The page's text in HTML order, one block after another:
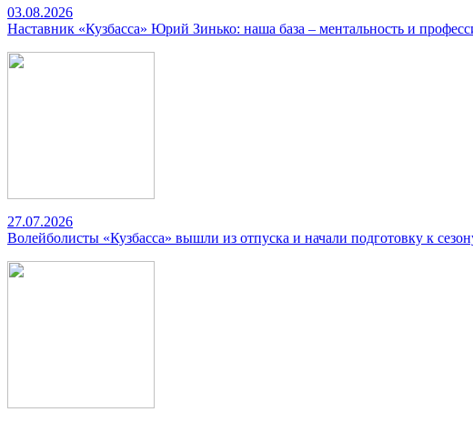
03.08.2026
Наставник «Кузбасса» Юрий Зинько: наша база – ментальность и
27.07.2026
Волейболисты «Кузбасса» вышли из отпуска и начали подготовку к